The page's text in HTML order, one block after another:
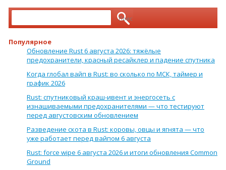
Найти:
Популярное
Обновление Rust 6 августа 2026: тяжёлые
предохранители, красный ресайклер и падение спутника
Когда глобал вайп в Rust: во сколько по МСК, таймер и
график 2026
Rust: спутниковый краш-ивент и энергосеть с
изнашиваемыми предохранителями — что тестируют
перед августовским обновлением
Разведение скота в Rust: коровы, овцы и ягнята — что
уже работает перед вайпом 6 августа
Rust: force wipe 6 августа 2026 и итоги обновления Common
Ground